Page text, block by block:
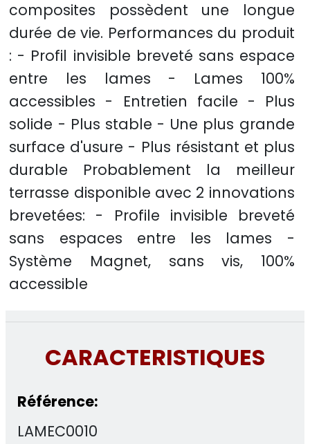
composites possèdent une longue
durée de vie. Performances du produit
: - Profil invisible breveté sans espace
entre les lames - Lames 100%
accessibles - Entretien facile - Plus
solide - Plus stable - Une plus grande
surface d'usure - Plus résistant et plus
durable Probablement la meilleur
terrasse disponible avec 2 innovations
brevetées: - Profile invisible breveté
sans espaces entre les lames -
Système Magnet, sans vis, 100%
accessible
CARACTERISTIQUES
Référence:
LAMEC0010